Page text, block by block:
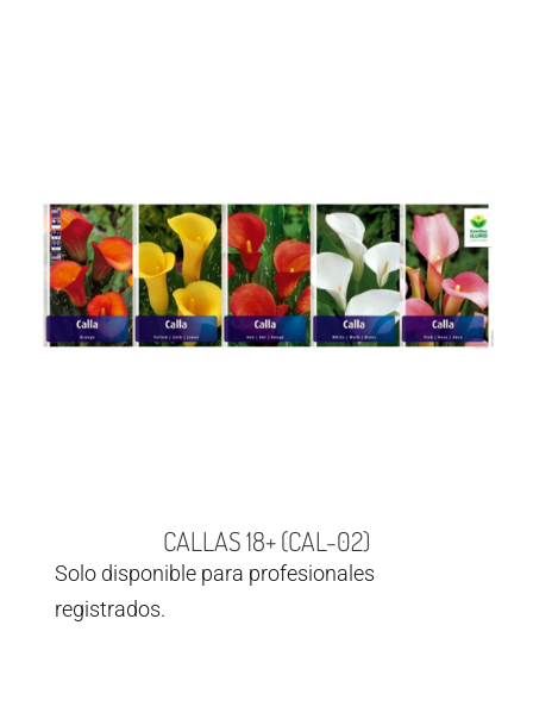
CALLAS 18+ (CAL-02)
Solo disponible para profesionales
registrados.